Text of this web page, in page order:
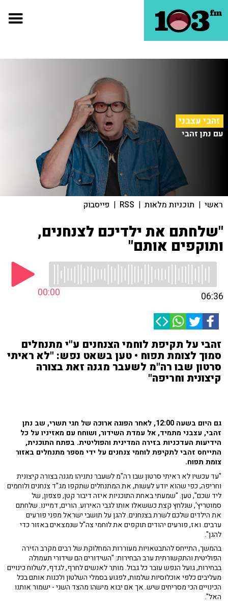
זהבי עצבני
עם נתן זהבי
ראשי | תוכניות מלאות |
RSS
| פייסבוק
"שלחתם את ילדיכם לצנחנים,
ותוקפים אותם"
00:00 06:36
זהבי על תקיפת לוחמי הצנחנים ע"י מתנחלים
סמוך לצומת תפוח • טען בשאט נפש: "לא ראיתי
סרטון שבו רה"מ לשעבר מגנה זאת בצורה
קיצונית וחריפה"
גם היום בשעה 12:00, לאחר הפוגה ארוכה של חגי תשרי, שב נתן
זהבי, עצבני מתמיד, אל עמדת השידור, ושוחח עם מאזיניו על כל
הידיעות העדכניות בזירה המדינית והפוליטית. בפתח התוכנית,
התייחס זהבי לתקיפת לוחמי צנחנים על ידי מספר מתנחלים באזור
צומת תפוח.
"עד עכשיו לא ראיתי סרטון שבו רה"מ לשעבר נתניהו מגנה בצורה קיצונית
וחריפה, כפי שהוא יודע לעשות, את המתנחלים שתקפו מג"ד צנחנים ולוחמים
ליד שכם", טען. "שמעתי באחת התוכניות איזה דיבור קטן, פצפון, של
סמוטריץ', שנלחץ קצת כששאלו אותו לגבי האירוע. הורים, דמיינו. שלחתם
את הילדים שלכם לשרת בצנחנים. להגן על תושבי ישראל מפני פורעים
ערבים. ואז, פורעים יהודים תוקפים את לוחמי צה"ל שנמצאים באזור כדי
להגן".
בהמשך, התייחס להתבטאויות מעוררות המחלוקת של רבים מקרב הזירה
הפוליטית והתקשורתית ערב הבחירות: "השידורים הם שידורי תעמולה
בבחירות, גועל הנפש עובר כל גבול. מותר לאנשים לחרף, לגדף, לשלוח כינויים
מעליבים כלפי אוכלוסיות שלמות, לפגוע בסמלי השלטון ולכנות אותם בכל
הכינויים הכי מסריחים שיש. אך אם יבוא מישהו מהצד השני - ישמור אותנו
האל".